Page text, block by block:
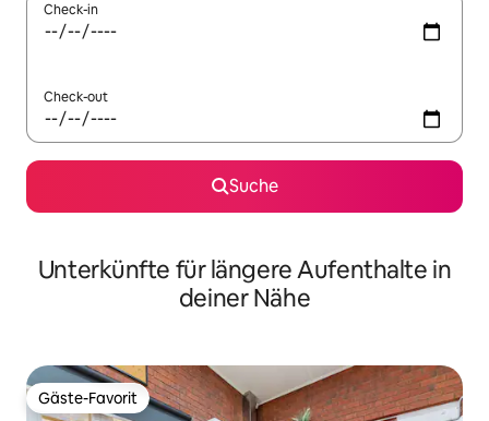
Check-in
Check-out
Suche
Unterkünfte für längere Aufenthalte in
deiner Nähe
Gäste-Favorit
Gäste-Favorit